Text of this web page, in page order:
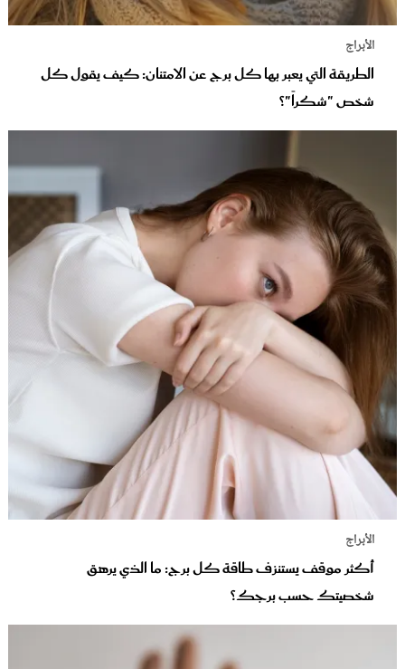
الأبراج
الطريقة التي يعبر بها كل برج عن الامتنان: كيف يقول كل
شخص "شكراً"؟
الأبراج
أكثر موقف يستنزف طاقة كل برج: ما الذي يرهق
شخصيتك حسب برجك؟